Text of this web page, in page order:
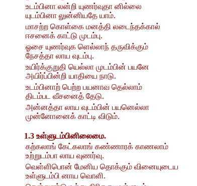
உடம்பினா லன்றி யுணர்வுதா னில்லை
யுடம்பினா லுன்னியதே யாம்.
மாசற்ற கொள்கை மனத்தி லடைந்தக்கால்
ஈசனைக் காட்டு முடம்பு.
ஓசை யுணர்வுக ளெல்லாந் தருவிக்கும்
நேசத்தா லாய வுடம்பு.
உயிர்க்குறுதி யெல்லா முடம்பின் பயனே
அயிர்ப்பின்றி யாதியை நாடு.
உடம்பினாற் பெற்ற பயனாவ தெல்லாம்
திடம்பட வீசனைத் தேடு.
அன்னத்தா லாய வுடம்பின் பயனெல்லா
முன்னோனைக் காட்டி விடும்.
1.3 உள்ளுடம்பினிலைமை.
கற்கலாங் கேட்கலாங் கண்ணாரக் காணலாம்
உற்றுடம்பா லாய வுணர்வு.
வெள்ளிபொன் மேனிய தொக்கும் வினையுடைய
உள்ளுடம்பி னாய வொளி.